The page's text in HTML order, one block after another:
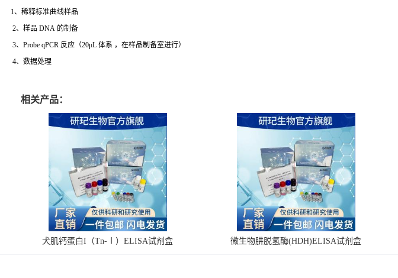
1、稀释标准曲线样品
2、样品 DNA 的制备
3、Probe qPCR 反应（20μL 体系 ，在样品制备室进行）
4、数据处理
相关产品：
犬肌钙蛋白I（Tn-Ⅰ）ELISA试剂盒 微生物肼脱氢酶(HDH)ELISA试剂盒